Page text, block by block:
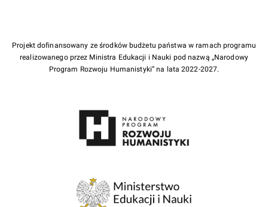
Projekt dofinansowany ze środków budżetu państwa w ramach programu
realizowanego przez Ministra Edukacji i Nauki pod nazwą „Narodowy
Program Rozwoju Humanistyki” na lata 2022-2027.